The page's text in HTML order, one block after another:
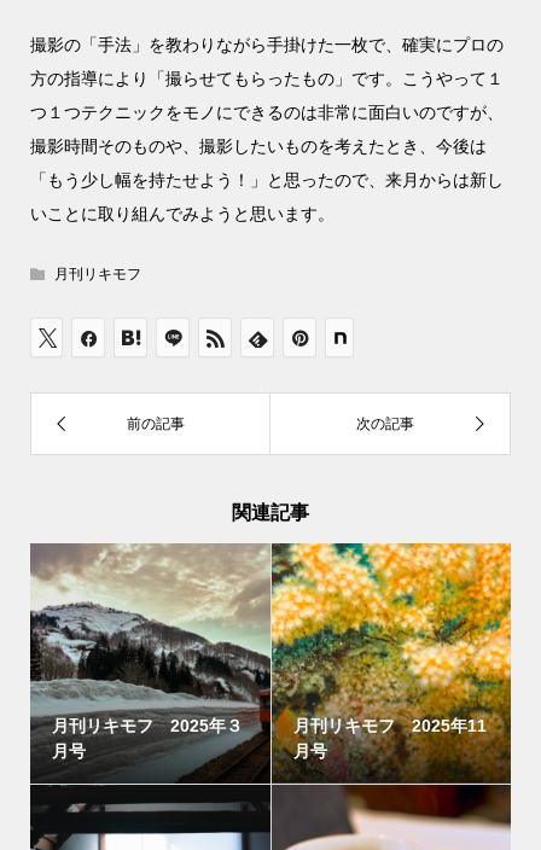
撮影の「手法」を教わりながら手掛けた一枚で、確実にプロの
方の指導により「撮らせてもらったもの」です。こうやって１
つ１つテクニックをモノにできるのは非常に面白いのですが、
撮影時間そのものや、撮影したいものを考えたとき、今後は
「もう少し幅を持たせよう！」と思ったので、来月からは新し
いことに取り組んでみようと思います。
月刊リキモフ
関連記事
月刊リキモフ 2025年３
月号
月刊リキモフ 2025年11
月号